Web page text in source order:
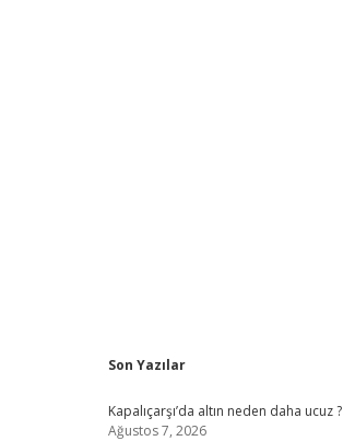
Sidebar
Son Yazılar
Kapalıçarşı’da altın neden daha ucuz ?
Ağustos 7, 2026
ilbet güncel giriş adresi